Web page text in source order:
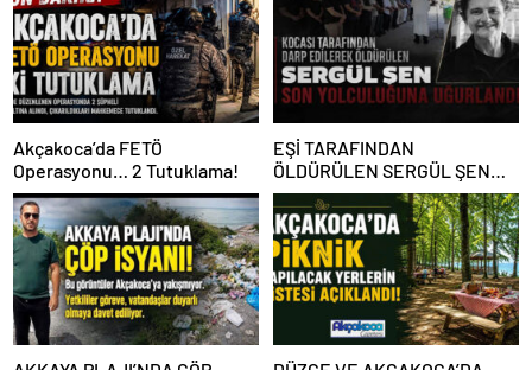
Akçakoca’da FETÖ
Operasyonu… 2 Tutuklama!
EŞİ TARAFINDAN
ÖLDÜRÜLEN SERGÜL ŞEN
SON YOLCULUĞUNA
UĞURLANDI